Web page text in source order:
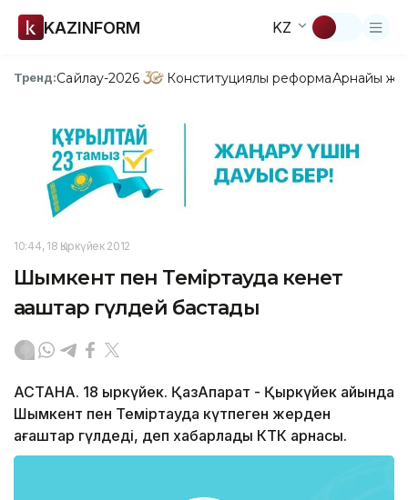
KAZINFORM KZ
Тренд:Сайлау-2026 Конституциялық реформаАрнайы
10:44, 18 Қыркүйек 2012
Шымкент пен Теміртауда кенет
ағаштар гүлдей бастады
АСТАНА. 18 қыркүйек. ҚазАқпарат - Қыркүйек айында
Шымкент пен Теміртауда күтпеген жерден
ағаштар гүлдеді, деп хабарлады КТК арнасы.